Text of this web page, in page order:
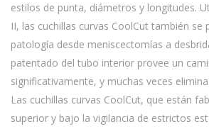
estilos de punta, diámetros y longitudes.
II, las cuchillas curvas CoolCut también
patología desde meniscectomías a
patentado del tubo interior provee un
significativamente, y muchas veces
Las cuchillas curvas CoolCut, que están
superior y bajo la vigilancia de estrictos